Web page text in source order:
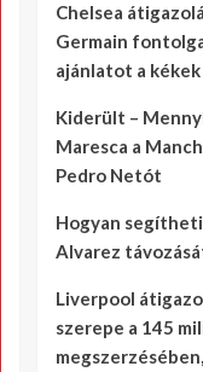
Chelsea
Germain
ajánlatot a
Kiderült –
Maresca a
Pedro Netót
Hogyan
Alvarez
Liverpool
szerepe a 145